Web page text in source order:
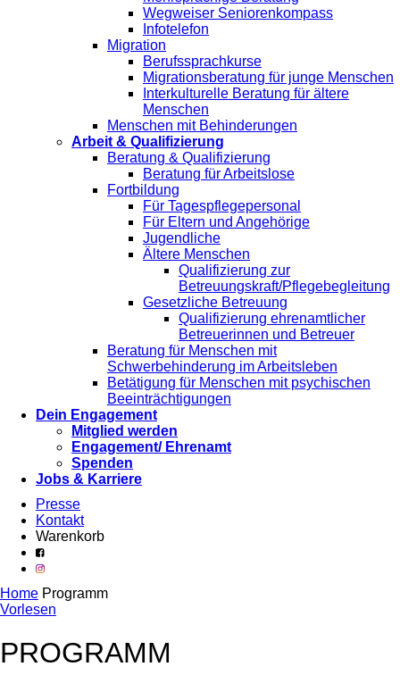
Wegweiser Seniorenkompass
Infotelefon
Migration
Berufssprachkurse
Migrationsberatung für junge Menschen
Interkulturelle Beratung für ältere
Menschen
Menschen mit Behinderungen
Arbeit & Qualifizierung
Beratung & Qualifizierung
Beratung für Arbeitslose
Fortbildung
Für Tagespflegepersonal
Für Eltern und Angehörige
Jugendliche
Ältere Menschen
Qualifizierung zur
Betreuungskraft/Pflegebegleitung
Gesetzliche Betreuung
Qualifizierung ehrenamtlicher
Betreuerinnen und Betreuer
Beratung für Menschen mit
Schwerbehinderung im Arbeitsleben
Betätigung für Menschen mit psychischen
Beeinträchtigungen
Dein Engagement
Mitglied werden
Engagement/ Ehrenamt
Spenden
Jobs & Karriere
Presse
Kontakt
Warenkorb
Home Programm
Vorlesen
PROGRAMM